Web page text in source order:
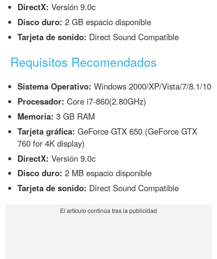
DirectX: Versión 9.0c
Disco duro: 2 GB espacio disponible
Tarjeta de sonido: Direct Sound Compatible
Requisitos Recomendados
Sistema Operativo: Windows 2000/XP/Vista/7/8.1/10
Procesador: Core i7-860(2.80GHz)
Memoria: 3 GB RAM
Tarjeta gráfica: GeForce GTX 650 (GeForce GTX
760 for 4K display)
DirectX: Versión 9.0c
Disco duro: 2 MB espacio disponible
Tarjeta de sonido: Direct Sound Compatible